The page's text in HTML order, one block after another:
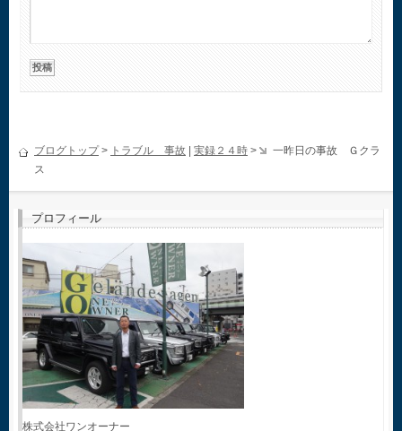
ブログトップ> トラブル 事故 実録２４時 >
一昨日の事故 Ｇクラ
ス
プロフィール
株式会社ワンオーナー